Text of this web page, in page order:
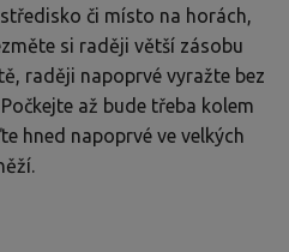
či místo na horách,
si raději větší zásobu
raději napoprvé vyražte bez
až bude třeba kolem
hned napoprvé ve velkých